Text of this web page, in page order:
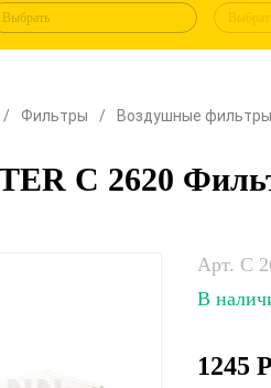
Выбрать
Фильтры Воздушные фильтры
C 2620
Арт. C
В
1245 Р